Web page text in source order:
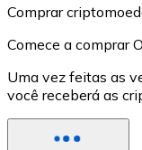
Comprar
Comece a comprar
Uma vez feitas as
você receberá as